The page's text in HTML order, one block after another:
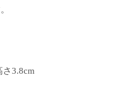
3.8cm